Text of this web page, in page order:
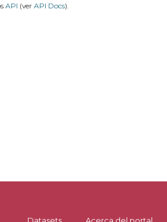
API (ver API Docs).
Datasets Acerca del portal